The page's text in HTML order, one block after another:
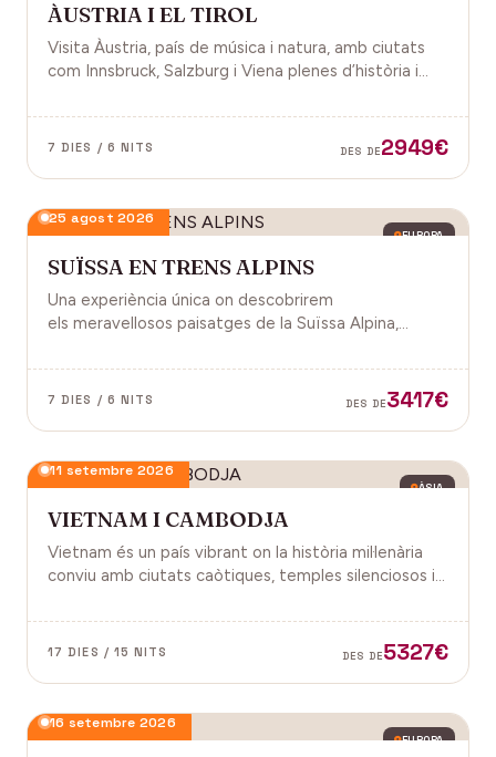
ÀUSTRIA I EL TIROL
Visita Àustria, país de música i natura, amb ciutats
com Innsbruck, Salzburg i Viena plenes d’història i
7 DIES / 6 NITS DES DE2949€
EUROPA
25 agost 2026
SUÏSSA EN TRENS ALPINS
Una experiència única on descobrirem
els meravellosos paisatges de la Suïssa Alpina,
gastronomia i molt més!
7 DIES / 6 NITS DES DE3417€
ÀSIA
11 setembre 2026
VIETNAM I CAMBODJA
Vietnam és un país vibrant on la història mil·lenària
conviu amb ciutats caòtiques, temples silenciosos i
badies. Cambodja és un murmuri de selva i pedra
antiga, on els temples d'Angkor emergeixen entre
17 DIES / 15 NITS DES DE5327€
EUROPA
16 setembre 2026